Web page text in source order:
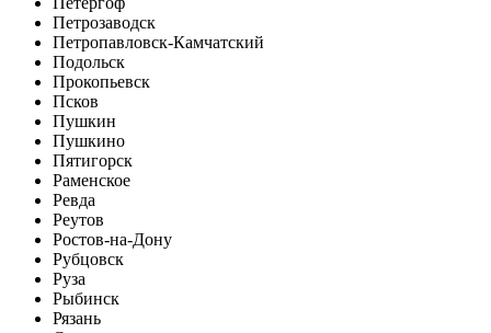
Петрозаводск
Петропавловск-Камчатский
Подольск
Прокопьевск
Псков
Пушкин
Пушкино
Пятигорск
Раменское
Ревда
Реутов
Ростов-на-Дону
Рубцовск
Руза
Рыбинск
Рязань